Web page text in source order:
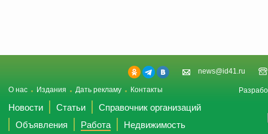
news@id41.ru
О нас Издания Дать рекламу Контакты
Новости Статьи
Справочник организаций
Объявления
Работа
Недвижимость